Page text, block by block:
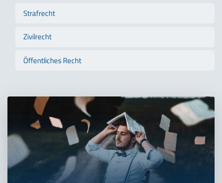
Strafrecht
Zivilrecht
Öffentliches Recht